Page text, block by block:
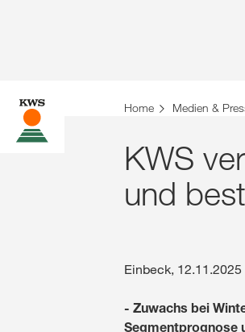
Home Medien &
KWS
und
Einbeck, 12.11.2025
- Zuwachs bei
Segmentprognose